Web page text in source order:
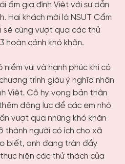
ấm gia đình Việt với sự dẫn
Hai khách mời là NSƯT Cẩm
sẽ cùng vượt qua các thử
hoàn cảnh khó khăn.
niềm vui và hạnh phúc khi có
trình giàu ý nghĩa nhân
Việt. Cô hy vọng bản thân
động lực để các em nhỏ
vượt qua những khó khăn
thành người có ích cho xã
biết, anh đang tràn đầy
hiện các thử thách của